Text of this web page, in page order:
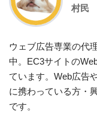
村民
ウェブ広告専業の代
中。EC3サイトの
ています。Web広告
に携わっている方・
です。